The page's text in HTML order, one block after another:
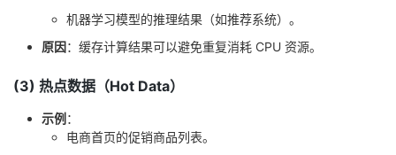
动
关
Programs
机器学习模型的推理结果（如推荐系统）。
原因：缓存计算结果可以避免重复消耗 CPU 资源。
(3) 热点数据（Hot Data）
示例 ：
电商首页的促销商品列表。